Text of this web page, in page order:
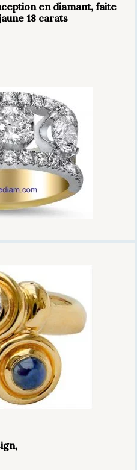
en diamant, faite
18 carats